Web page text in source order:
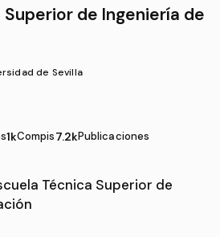
Superior de Ingeniería de
de Sevilla
1kCompis7.2kPublicaciones
Técnica Superior de